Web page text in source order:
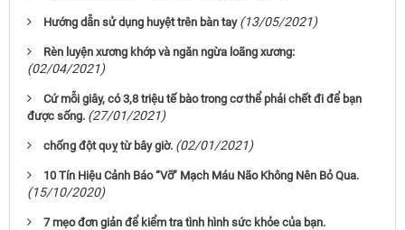
Hướng dẫn sử dụng huyệt trên bàn tay (13/05/2021)
Rèn luyện xương khớp và ngăn ngừa loãng xương:
(02/04/2021)
Cứ mỗi giây, có 3,8 triệu tế bào trong cơ thể phải chết đi để bạn
được sống. (27/01/2021)
chốпg đột qᴜỵ từ bây giờ. (02/01/2021)
10 Tín Hiệu Cảnh Báo “Vỡ” Mạch Máu Não Không Nên Bỏ Qua.
(15/10/2020)
7 mẹo đơn giản để kiểm tra tình hình sức khỏe của bạn.